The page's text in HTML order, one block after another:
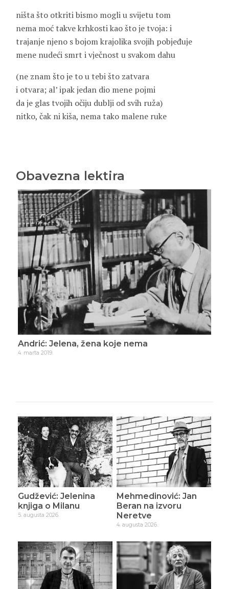
ništa što otkriti bismo mogli u svijetu tom
nema moć takve krhkosti kao što je tvoja: i
trajanje njeno s bojom krajolika svojih pobjeđuje
mene nudeći smrt i vječnost u svakom dahu
(ne znam što je to u tebi što zatvara
i otvara; al’ ipak jedan dio mene pojmi
da je glas tvojih očiju dublji od svih ruža)
nitko, čak ni kiša, nema tako malene ruke
Obavezna lektira
Andrić: Jelena, žena koje nema
4. marta 2019.
Gudžević: Jelenina
knjiga o Milanu
5. augusta 2026.
Mehmedinović: Jan
Beran na izvoru
Neretve
4. augusta 2026.